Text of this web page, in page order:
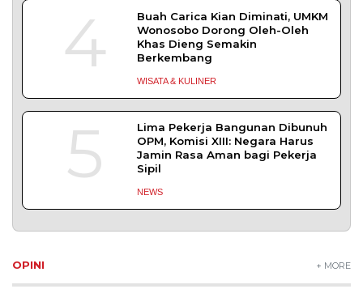
4
Buah Carica Kian Diminati, UMKM
Wonosobo Dorong Oleh-Oleh
Khas Dieng Semakin
Berkembang
WISATA & KULINER
5
Lima Pekerja Bangunan Dibunuh
OPM, Komisi XIII: Negara Harus
Jamin Rasa Aman bagi Pekerja
Sipil
NEWS
OPINI + MORE